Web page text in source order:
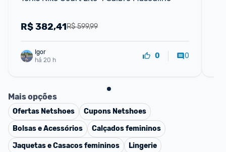
R$ 599,99
R$382,41
Igor
há 20 h
0 0
Mais opções
Ofertas Netshoes Cupons Netshoes
Bolsas e Acessórios
Calçados femininos
Jaquetas e Casacos femininos
Lingerie